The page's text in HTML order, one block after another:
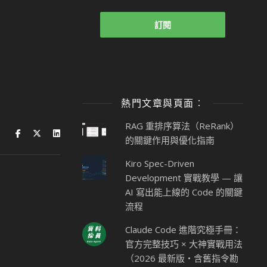
熱門文章與頁面︰
RAG 重排序算法（ReRank）
的關鍵作用與優化指南
Kiro Spec-Driven
Development 實戰教學 — 讓
AI 寫出能上線的 Code 的關鍵
流程
Claude Code 進階究極手冊：
官方完整技巧 × 大神實戰用法
（2026 最新版・含舊指令勘